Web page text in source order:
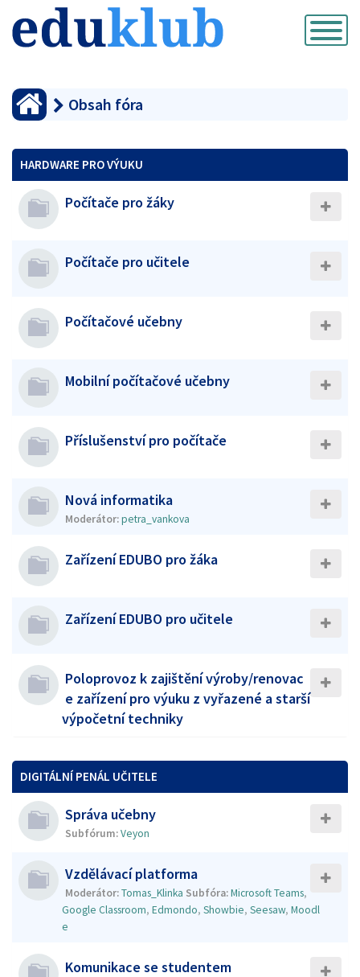
Přepnout
navigaci
Obsah fóra
HARDWARE PRO VÝUKU
Počítače pro žáky
Počítače pro učitele
Počítačové učebny
Mobilní počítačové učebny
Příslušenství pro počítače
Nová informatika
Moderátor:petra_vankova
Zařízení EDUBO pro žáka
Zařízení EDUBO pro učitele
Poloprovoz k zajištění výroby/renovac
e zařízení pro výuku z vyřazené a starší
výpočetní techniky
DIGITÁLNÍ PENÁL UČITELE
Správa učebny
Subfórum:Veyon
Vzdělávací platforma
Moderátor:Tomas_Klinka Subfóra:Microsoft Teams,
Google Classroom, Edmondo, Showbie, Seesaw, Moodl
e
Komunikace se studentem